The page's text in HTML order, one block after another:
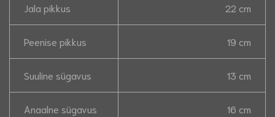
Jala pikkus 22 cm
Peenise pikkus 19 cm
Suuline sügavus 13 cm
Anaalne sügavus 16 cm